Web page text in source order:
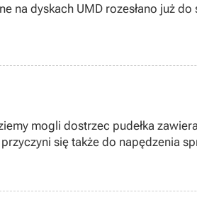
na dyskach UMD rozesłano już
mogli dostrzec pudełka
się także do napędzenia